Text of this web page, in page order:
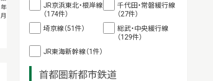
JR京浜東北・根岸線
（174件）
千代田・常磐緩行線
（27件）
埼京線（51件）
総武・中央緩行線
（129件）
JR東海新幹線（1件）
首都圏新都市鉄道
年
月